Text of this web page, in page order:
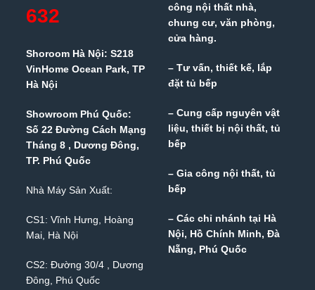
632
Shoroom Hà Nội: S218
VinHome Ocean Park, TP
Hà Nội
Showroom Phú Quốc:
Số 22 Đường Cách Mạng
Tháng 8 , Dương Đông,
TP. Phú Quốc
Nhà Máy Sản Xuất:
CS1: Vĩnh Hưng, Hoàng
Mai, Hà Nội
CS2: Đường 30/4 , Dương
Đông, Phú Quốc
công nội thất nhà,
chung cư, văn phòng,
cửa hàng.
– Tư vấn, thiết kế, lắp
đặt tủ bếp
– Cung cấp nguyên vật
liệu, thiết bị nội thất, tủ
bếp
– Gia công nội thất, tủ
bếp
– Các chỉ nhánh tại Hà
Nội, Hồ Chính Minh, Đà
Nẵng, Phú Quốc